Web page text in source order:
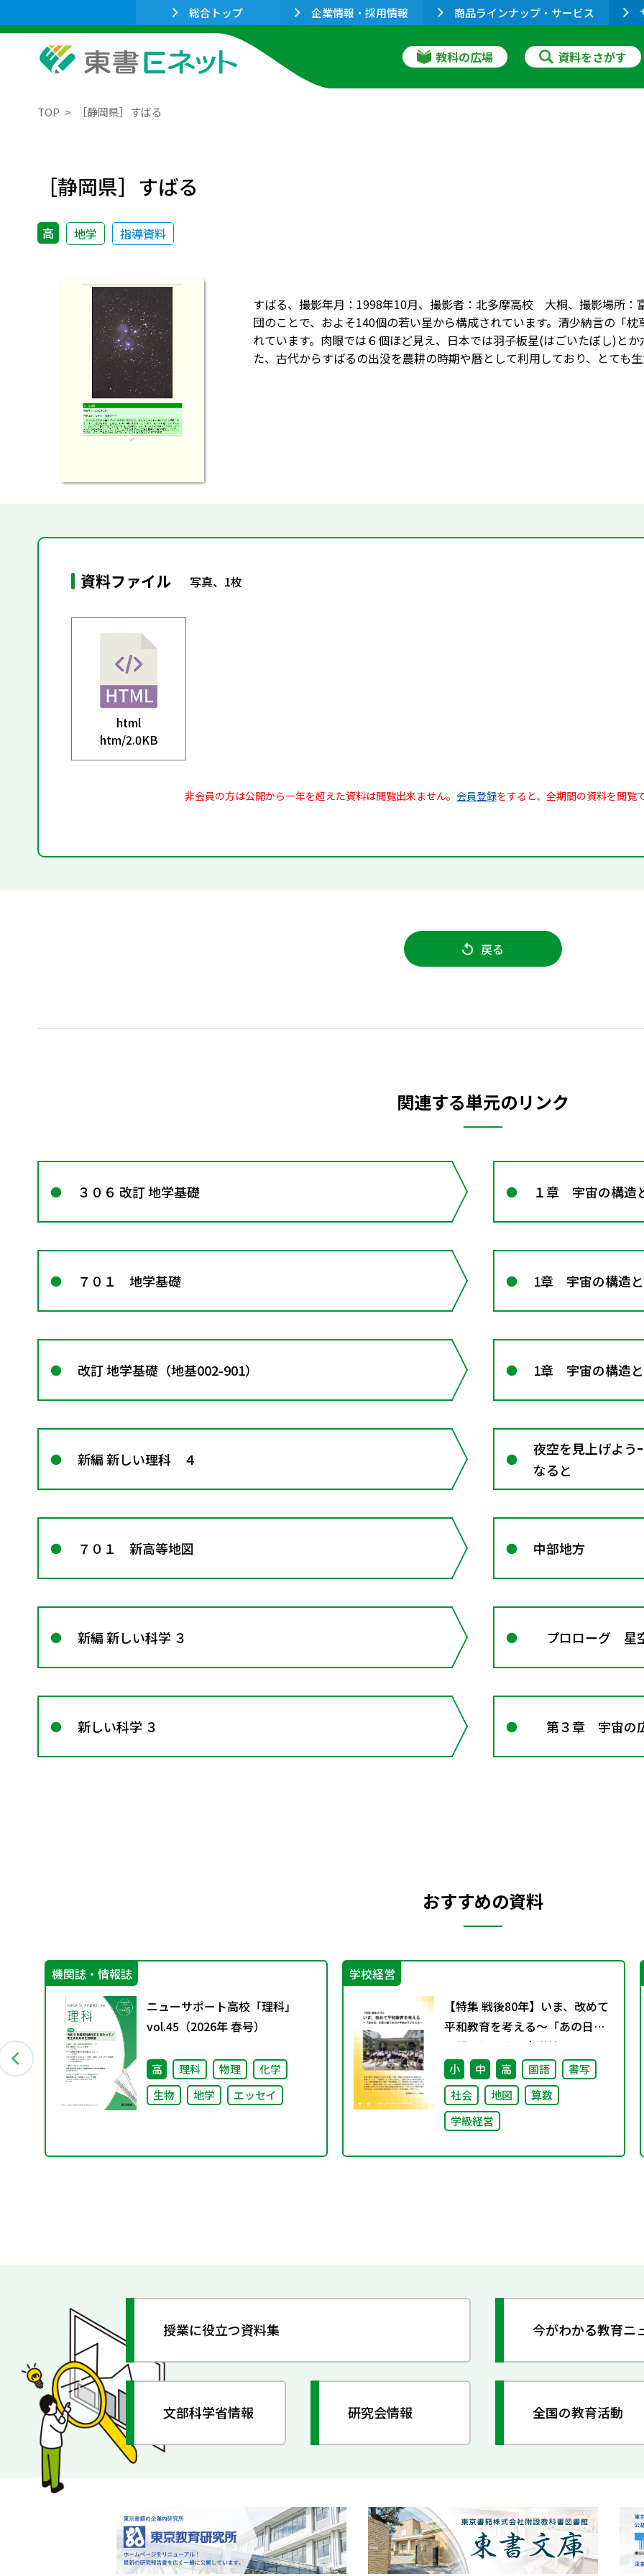
総合トップ 企業情報・採用情報 商品ラインナップ・サービス
教科の広場 資料をさがす
TOP ［静岡県］すばる
［静岡県］すばる
高 地学 指導資料
すばる、撮影年月：1998年10月、撮影者：北多摩高校 大桐、撮影場所：
団のことで、およそ140個の若い星から構成されています。清少納言の「
れています。肉眼では６個ほど見え、日本では羽子板星(はごいたぼし)と
た、古代からすばるの出没を農耕の時期や暦として利用しており、とても
資料ファイル 写真、1枚
html
htm/2.0KB
非会員の方は公開から一年を超えた資料は閲覧出来ません。 会員登録をすると、全期間の資料を閲覧
戻る
関連する単元のリンク
３０６ 改訂 地学基礎 １章 宇宙の構造
７０１ 地学基礎 1章 宇宙の構造
改訂 地学基礎（地基002-901） 1章 宇宙の構造
新編 新しい理科 ４
夜空を見上げよ
なると
７０１ 新高等地図 中部地方
新編 新しい科学 ３ プロローグ 星
新しい科学 ３ 第３章 宇宙の
おすすめの資料
機関誌・情報誌
ニューサポート高校「理科」
vol.45（2026年 春号）
高 理科 物理
化学
生物
地学 エッセイ
学校経営
【特集 戦後80年】いま、改めて
平和教育を考える〜「あの日」
を語り継ぐ本川小学校の子ども
たち〜
小 中 高 国語
書写
社会
地図
算数
学級経営
授業に役立つ資料集 今がわかる教育ニ
文部科学省情報 研究会情報 全国の教育活動